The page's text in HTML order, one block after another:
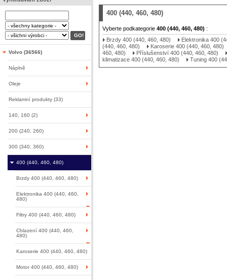
Volvo (36566)
Náplně
Oleje
Reklamní produkty (33)
140, 160 (2)
200 (240, 260)
300 (340, 360)
400 (440, 460, 480)
Brzdy 400 (440, 460, 480)
Elektronika 400 (440, 460,
480)
Filtry 400 (440, 460, 480)
Chlazení 400 (440, 460,
480)
Karoserie 400 (440, 460, 480)
Motor 400 (440, 460, 480)
400 (440, 460, 480)
Vyberte podkategorie 400 (440, 460, 480) :
Brzdy 400 (440, 460, 480)
Elektronika 400
(440, 460, 480)
Karoserie 400 (440, 460, 480)
460, 480)
Příslušenství 400 (440, 460, 480)
klimatizace 400 (440, 460, 480)
Tuning 400